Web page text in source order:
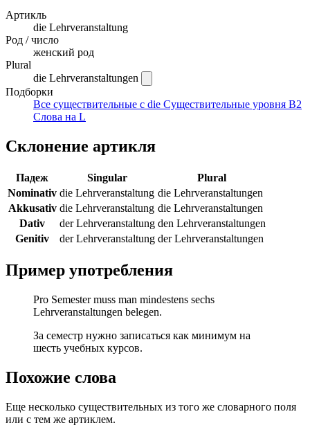
Артикль
die Lehrveranstaltung
Род / число
женский род
Plural
die Lehrveranstaltungen
Подборки
Все существительные с die Существительные уровня B2
Слова на L
Склонение артикля
Падеж Singular
Plural
Nominativ die Lehrveranstaltung die Lehrveranstaltungen
Akkusativ die Lehrveranstaltung die Lehrveranstaltungen
Dativ
der Lehrveranstaltung den Lehrveranstaltungen
Genitiv
der Lehrveranstaltung der Lehrveranstaltungen
Пример употребления
Pro Semester muss man mindestens sechs
Lehrveranstaltungen belegen.
За семестр нужно записаться как минимум на
шесть учебных курсов.
Похожие слова
Еще несколько существительных из того же словарного поля
или с тем же артиклем.